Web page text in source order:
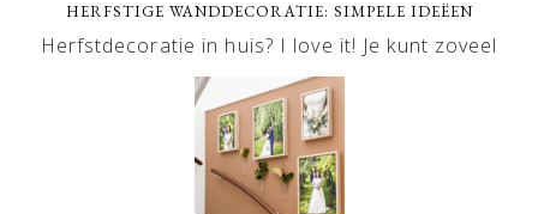
HERFSTIGE WANDDECORATIE: SIMPELE IDEËEN
Herfstdecoratie in huis? I love it! Je kunt zoveel